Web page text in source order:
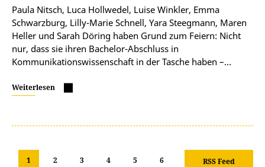
Paula Nitsch, Luca Hollwedel, Luise Winkler, Emma
Schwarzburg, Lilly-Marie Schnell, Yara Steegmann, Maren
Heller und Sarah Döring haben Grund zum Feiern: Nicht
nur, dass sie ihren Bachelor-Abschluss in
Kommunikationswissenschaft in der Tasche haben –…
Weiterlesen
RSS Feed
1 2 3 4 5 6